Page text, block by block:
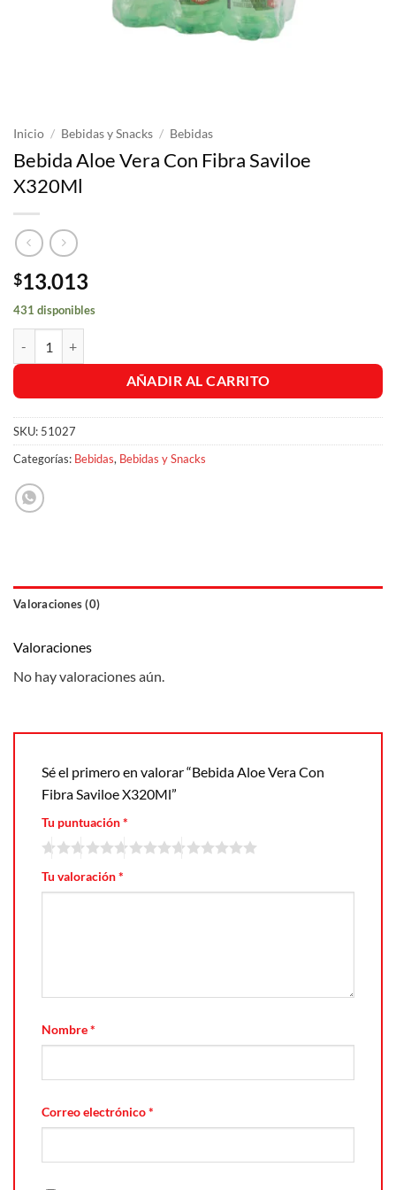
Inicio / Bebidas y Snacks / Bebidas
Bebida Aloe Vera Con Fibra Saviloe
X320Ml
$13.013
431 disponibles
AÑADIR AL CARRITO
SKU: 51027
Categorías: Bebidas, Bebidas y Snacks
Valoraciones (0)
Valoraciones
No hay valoraciones aún.
Sé el primero en valorar “Bebida Aloe Vera Con
Fibra Saviloe X320Ml”
Tu puntuación*
Tu valoración*
Nombre*
Correo electrónico*